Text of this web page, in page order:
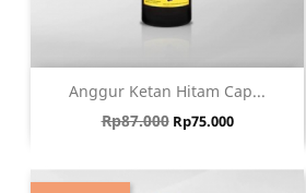
Anggur Ketan Hitam Cap...
Harga biasa
Rp87.000 Harga
Rp75.000